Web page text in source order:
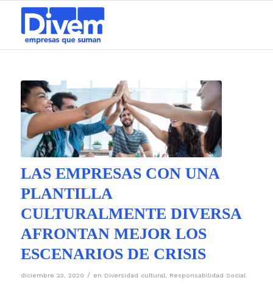
LAS EMPRESAS CON UNA
PLANTILLA
CULTURALMENTE DIVERSA
AFRONTAN MEJOR LOS
ESCENARIOS DE CRISIS
diciembre 23, 2020 / en Diversidad cultural, Responsabilidad Social